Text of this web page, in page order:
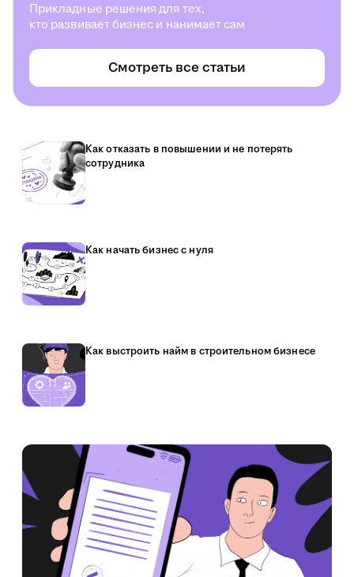
Прикладные решения для тех,
кто развивает бизнес и нанимает сам
Смотреть все статьи
Как отказать в повышении и не потерять
сотрудника
Как начать бизнес с нуля
Как выстроить найм в строительном бизнесе